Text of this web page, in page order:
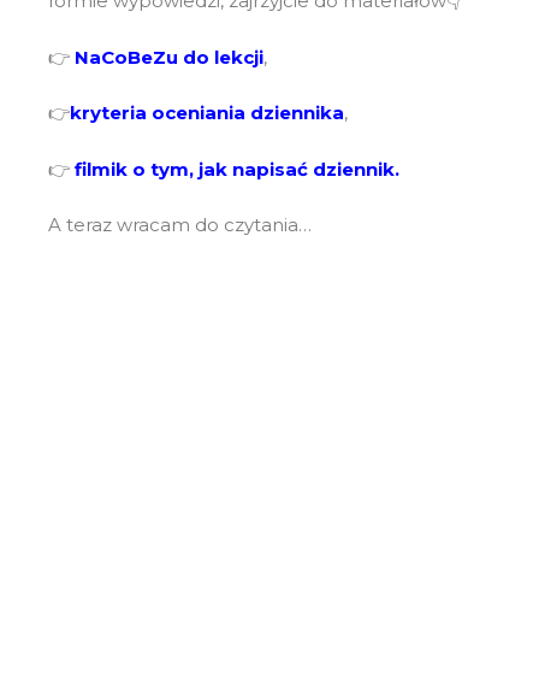
👉 NaCoBeZu do lekcji,
👉kryteria oceniania dziennika,
👉 filmik o tym, jak napisać dziennik.
A teraz wracam do czytania…